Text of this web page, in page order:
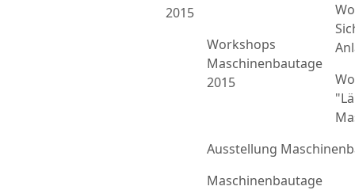
2015
Workshops
Maschinenbautage
2015
Ausstellung
Maschinenbautage